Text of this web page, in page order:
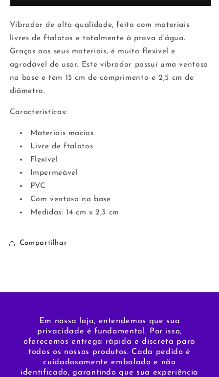
Dildo
Natural
Dildo
Natural
Vibrador de alta qualidade, feito com materiais
livres de ftalatos e totalmente à prova d'água.
Graças aos seus materiais, é muito flexível e
agradável de usar. Este vibrador possui uma ventosa
na base e tem 15 cm de comprimento e 2,5 cm de
diâmetro.
Características:
Materiais macios
Livre de ftalatos
Flexível
Impermeável
PVC
Com ventosa na base
Medidas: 14 cm x 2,3 cm
Compartilhar
Em nossa loja, entendemos que sua
privacidade é fundamental. Por isso,
oferecemos entrega rápida e discreta para
todos os nossos produtos. Cada pedido é
cuidadosamente embalado e não
identificado, garantindo que sua experiência